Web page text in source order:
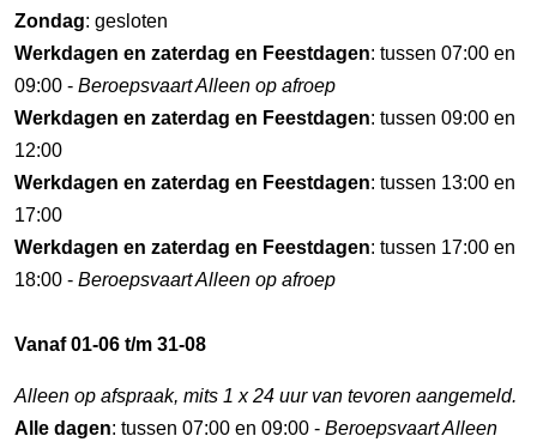
Zondag: gesloten
Werkdagen en zaterdag en Feestdagen: tussen 07:00 en
09:00 - Beroepsvaart Alleen op afroep
Werkdagen en zaterdag en Feestdagen: tussen 09:00 en
12:00
Werkdagen en zaterdag en Feestdagen: tussen 13:00 en
17:00
Werkdagen en zaterdag en Feestdagen: tussen 17:00 en
18:00 - Beroepsvaart Alleen op afroep
Vanaf 01-06 t/m 31-08
Alleen op afspraak, mits 1 x 24 uur van tevoren aangemeld.
Alle dagen: tussen 07:00 en 09:00 - Beroepsvaart Alleen